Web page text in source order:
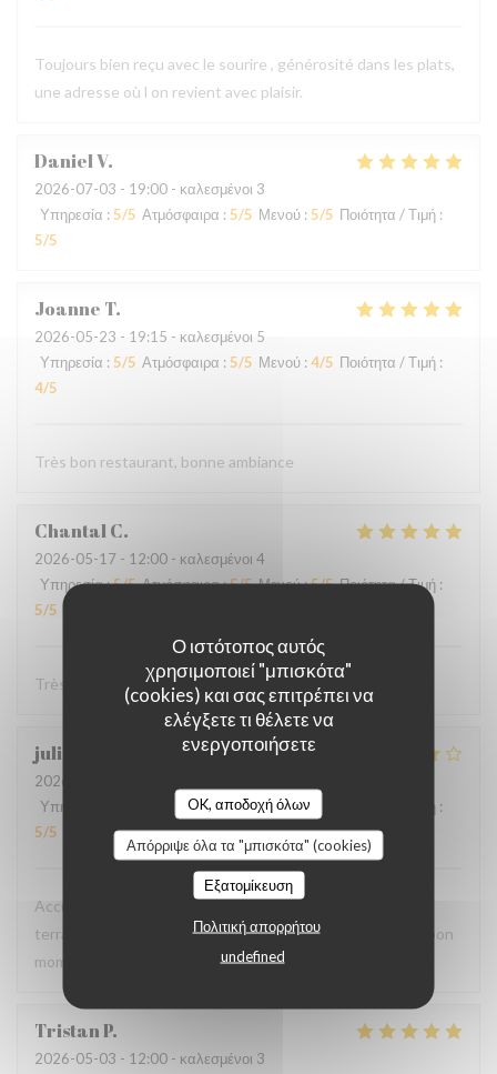
Ο ιστότοπος αυτός
χρησιμοποιεί "μπισκότα"
(cookies) και σας επιτρέπει να
ελέγξετε τι θέλετε να
ενεργοποιήσετε
OK, αποδοχή όλων
Απόρριψε όλα τα "μπισκότα" (cookies)
Εξατομίκευση
Πολιτική απορρήτου
undefined
Toujours bien reçu avec le sourire , générosité dans les plats,
une adresse où l on revient avec plaisir.
DanielV
2026-07-03 - 19:00 - καλεσμένοι 3
Υπηρεσία : 5/5 Ατμόσφαιρα : 5/5 Μενού : 5/5 Ποιότητα / Τιμή :
5/5
Joanne T
2026-05-23 - 19:15 - καλεσμένοι 5
Υπηρεσία :5/5 Ατμόσφαιρα :5/5 Μενού :4/5 Ποιότητα / Τιμή :
4/5
Très bon restaurant, bonne ambiance
ChantalC
2026-05-17 - 12:00 - καλεσμένοι 4
Υπηρεσία:5/5 Ατμόσφαιρα:5/5 Μενού:5/5 Ποιότητα / Τιμή :
5/5
Très bon et sympa
julie
2026-05-09
Υπηρεσία
Ατμόσφαιρα:4/5 Μενού: Ποιότητα / Τιμή :
5/5
Accueil très chaleureux, une cuisine simple et bonne. Une
terrasse couverte agréable bien que le long de la rue. Un bon
moment convivial et sans chichis
TristanP
2026-05-03 - 12:00 - καλεσμένοι 3